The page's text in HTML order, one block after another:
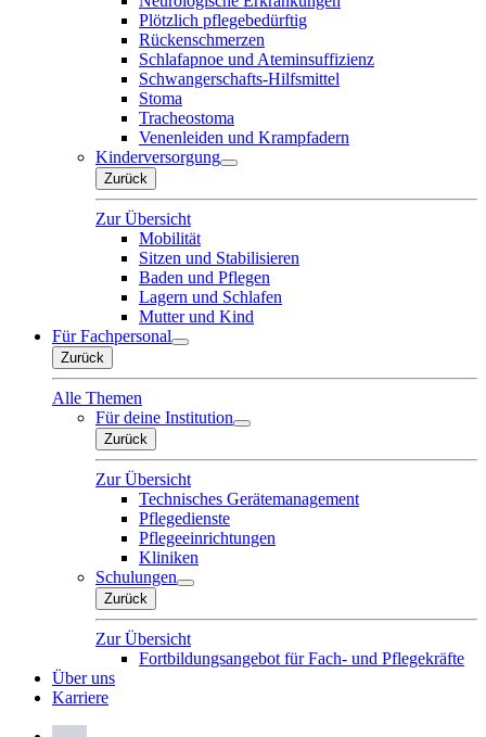
Plötzlich pflegebedürftig
Rückenschmerzen
Schlafapnoe und Ateminsuffizienz
Schwangerschafts-Hilfsmittel
Stoma
Tracheostoma
Venenleiden und Krampfadern
Kinderversorgung
Zurück
Zur Übersicht
Mobilität
Sitzen und Stabilisieren
Baden und Pflegen
Lagern und Schlafen
Mutter und Kind
Für Fachpersonal
Zurück
Alle Themen
Für deine Institution
Zurück
Zur Übersicht
Technisches Gerätemanagement
Pflegedienste
Pflegeeinrichtungen
Kliniken
Schulungen
Zurück
Zur Übersicht
Fortbildungsangebot für Fach- und Pflegekräfte
Über uns
Karriere